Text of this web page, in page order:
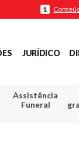
1
JURÍDICO
Assistência
Funeral